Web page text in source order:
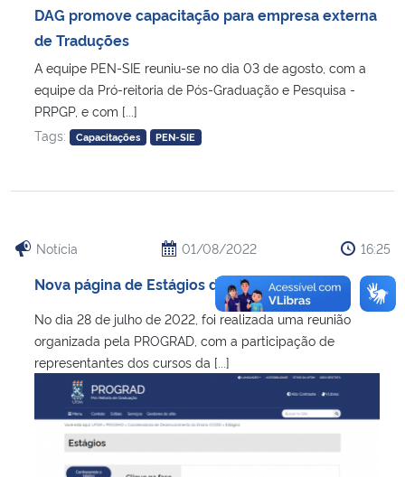
DAG promove capacitação para empresa externa
de Traduções
A equipe PEN-SIE reuniu-se no dia 03 de agosto, com a
equipe da Pró-reitoria de Pós-Graduação e Pesquisa -
PRPGP, e com [...]
Tags:
Capacitações PEN-SIE
Notícia 01/08/2022 16:25
Nova página de Estágios da PROGRAD
No dia 28 de julho de 2022, foi realizada uma reunião
organizada pela PROGRAD, com a participação de
representantes dos cursos da [...]